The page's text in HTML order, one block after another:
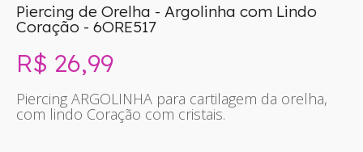
Piercing de Orelha - Argolinha com Lindo
Coração - 6ORE517
R$ 26,99
Piercing ARGOLINHA para cartilagem da orelha,
com lindo Coração com cristais.